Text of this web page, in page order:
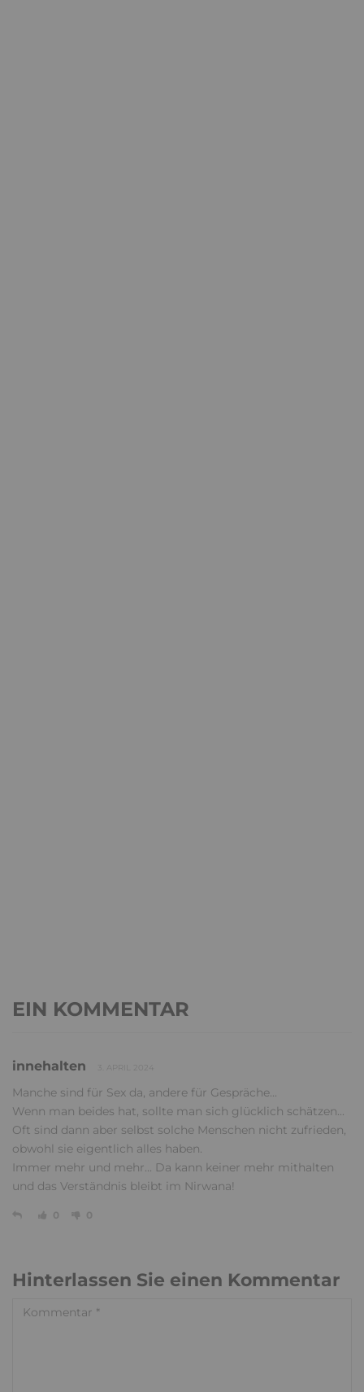
EIN KOMMENTAR
innehalten
Manche sind für Sex da, andere für Gespräche...
Wenn man beides hat, sollte man sich glücklich schätzen...
Oft sind dann aber selbst solche Menschen nicht zufrieden,
obwohl sie eigentlich alles haben.
Immer mehr und mehr... Da kann keiner mehr mithalten
und das Verständnis bleibt im Nirwana!
0 0
Hinterlassen Sie einen Kommentar